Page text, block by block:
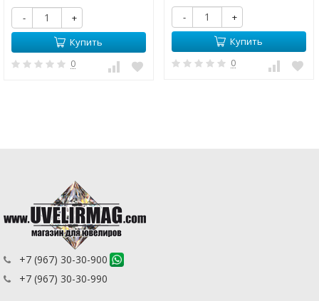
-
+
Купить
0
-
+
Купить
0
+7 (967) 30-30-900
+7 (967) 30-30-990